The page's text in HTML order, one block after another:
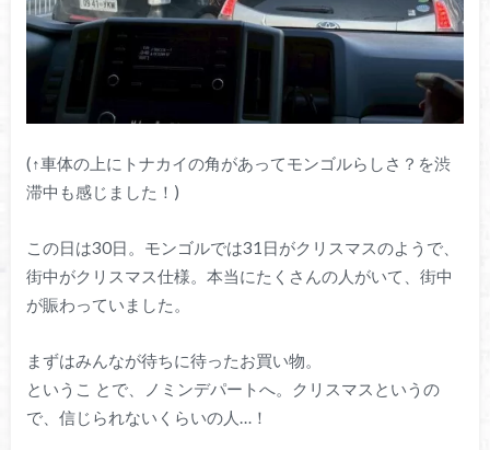
(↑車体の上にトナカイの角があってモンゴルらしさ？を渋
滞中も感じました！)
この日は30日。モンゴルでは31日がクリスマスのようで、
街中がクリスマス仕様。本当にたくさんの人がいて、街中
が賑わっていました。
まずはみんなが待ちに待ったお買い物。
というこ とで、ノミンデパートへ。クリスマスというの
で、信じられないくらいの人…！